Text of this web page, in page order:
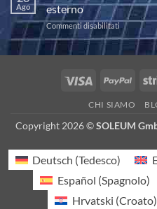
tecnica
bagno
turco
Ago
esterno
Commenti disabilitatisu
Sauna
esterna
La
a
per
esterno
Visa
CHI SIAMO
Copyright 2026 ©SOLEUM
Deutsch (Tedesco)
Español (Spagnolo)
Hrvatski (Croato)